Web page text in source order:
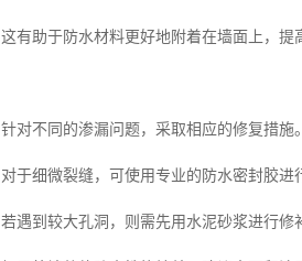
这有助于防水材料更好地附着在墙面上，提
针对不同的渗漏问题，采取相应的修复措施。
对于细微裂缝，可使用专业的防水密封胶进
若遇到较大孔洞，则需先用水泥砂浆进行